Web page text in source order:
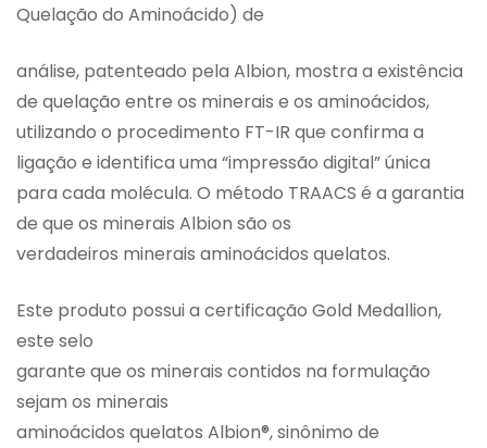
Quelação do Aminoácido) de
análise, patenteado pela Albion, mostra a existência
de quelação entre os minerais e os aminoácidos,
utilizando o procedimento FT-IR que confirma a
ligação e identifica uma “impressão digital” única
para cada molécula. O método TRAACS é a garantia
de que os minerais Albion são os
verdadeiros minerais aminoácidos quelatos.
Este produto possui a certificação Gold Medallion,
este selo
garante que os minerais contidos na formulação
sejam os minerais
aminoácidos quelatos Albion®, sinônimo de